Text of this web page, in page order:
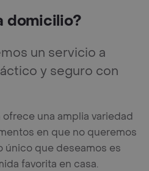
domicilio?
un servicio a
y seguro con
ofrece una amplia variedad
en que no queremos
único que deseamos es
favorita en casa.